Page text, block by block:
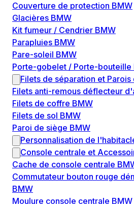
Couverture de protection BMW
Glacières BMW
Kit fumeur / Cendrier BMW
Parapluies BMW
Pare-soleil BMW
Porte-gobelet / Porte-bouteille
Filets de séparation et
Filets anti-remous déflecteur
Filets de coffre BMW
Filets de sol BMW
Paroi de siège BMW
Personnalisation de
Console centrale et
Cache de console centrale
Commutateur bouton rouge
BMW
Moulure console centrale BMW